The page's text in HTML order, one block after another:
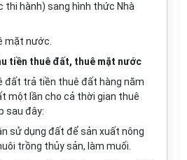
thi hành) sang hình thức Nhà
mặt nước.
tiền thuê đất, thuê mặt nước
đất trả tiền thuê đất hàng năm
một lần cho cả thời gian thuê
sau đây:
sử dụng đất để sản xuất nông
trồng thủy sản, làm muối.